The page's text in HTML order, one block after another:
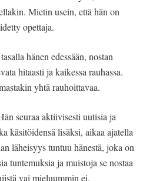
Mietin usein, että hän on
opettaja.
hänen edessään, nostan
hitaasti ja kaikessa rauhassa.
yhtä rauhoittavaa.
seuraa aktiivisesti uutisia ja
käsitöidensä lisäksi, aikaa ajatella
läheisyys tuntuu hänestä, joka on
tuntemuksia ja muistoja se nostaa
vai mieluummin ei.